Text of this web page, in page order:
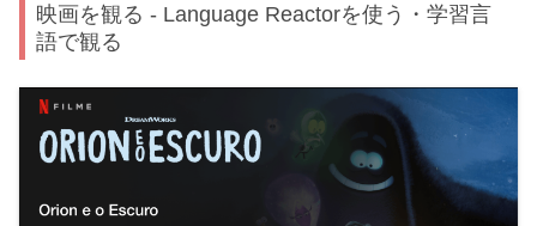
映画を観る - Language Reactorを使う・学習言
語で観る